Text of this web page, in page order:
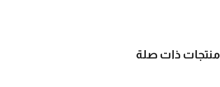
منتجات ذات صلة